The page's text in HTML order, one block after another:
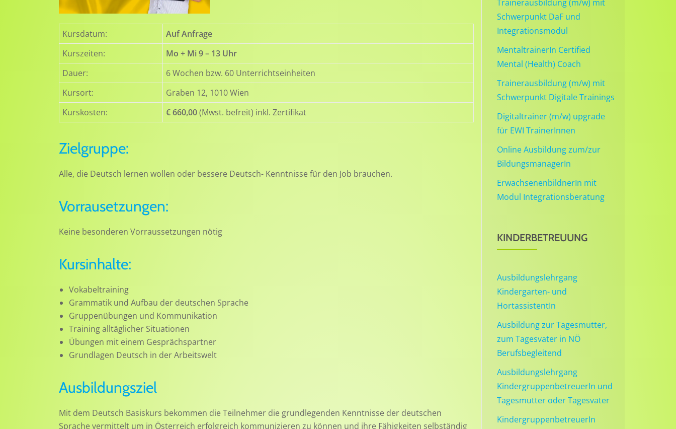
Kursdatum:
Auf Anfrage
Kurszeiten:
Mo + Mi 9 – 13 Uhr
Dauer:
6 Wochen bzw. 60 Unterrichtseinheiten
Kursort:
Graben 12, 1010 Wien
Kurskosten:
€ 660,00(Mwst. befreit) inkl. Zertifikat
Zielgruppe:
Alle, die Deutsch lernen wollen oder bessere Deutsch- Kenntnisse für den Job brauchen.
Vorrausetzungen:
Keine besonderen Vorraussetzungen nötig
Kursinhalte:
Vokabeltraining
Grammatik und Aufbau der deutschen Sprache
Gruppenübungen und Kommunikation
Training alltäglicher Situationen
Übungen mit einem Gesprächspartner
Grundlagen Deutsch in der Arbeitswelt
Ausbildungsziel
Mit dem Deutsch Basiskurs bekommen die Teilnehmer die grundlegenden Kenntnisse der deutschen
Sprache vermittelt um in Österreich erfolgreich kommunizieren zu können und ihre Fähigkeiten selbständig
Trainerausbildung (m/w) mit
Schwerpunkt DaF und
Integrationsmodul
MentaltrainerIn Certified
Mental (Health) Coach
Trainerausbildung (m/w) mit
Schwerpunkt Digitale Trainings
Digitaltrainer (m/w) upgrade
für EWI TrainerInnen
Online Ausbildung zum/zur
BildungsmanagerIn
ErwachsenenbildnerIn mit
Modul Integrationsberatung
KINDERBETREUUNG
Ausbildungslehrgang
Kindergarten- und
HortassistentIn
Ausbildung zur Tagesmutter,
zum Tagesvater in NÖ
Berufsbegleitend
Ausbildungslehrgang
KindergruppenbetreuerIn und
Tagesmutter oder Tagesvater
KindergruppenbetreuerIn